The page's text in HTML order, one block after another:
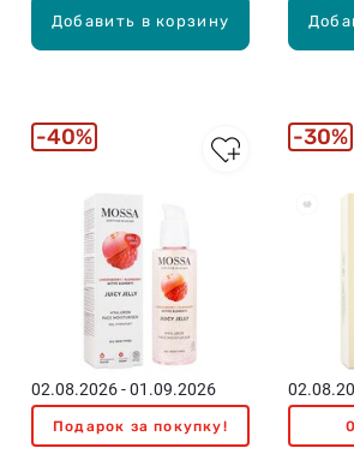
Добавить в корзину
02.08.2026 - 01.09.2026
Подарок за покупку!
40% 30%